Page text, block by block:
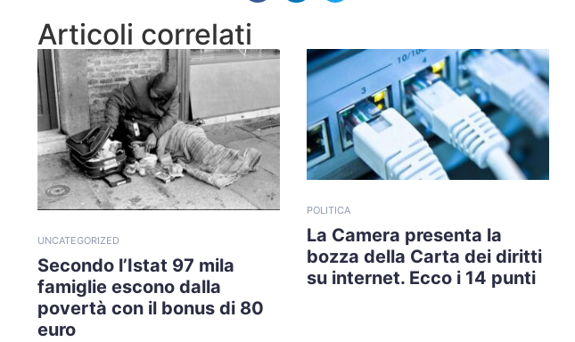
Articoli correlati
UNCATEGORIZED
Secondo l’Istat 97 mila
famiglie escono dalla
povertà con il bonus di 80
euro
POLITICA
La Camera presenta la
bozza della Carta dei diritti
su internet. Ecco i 14 punti